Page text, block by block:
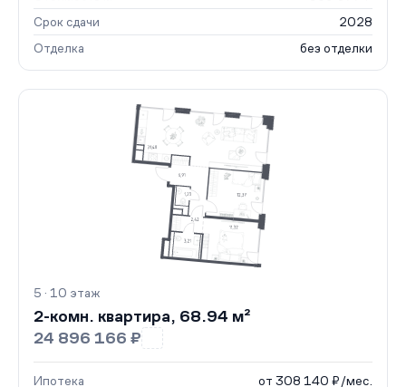
Срок сдачи
2028
Отделка
без отделки
5 · 10 этаж
2-комн. квартира, 68.94 м²
24 896 166 ₽
Ипотека от 308 140 ₽/мес.